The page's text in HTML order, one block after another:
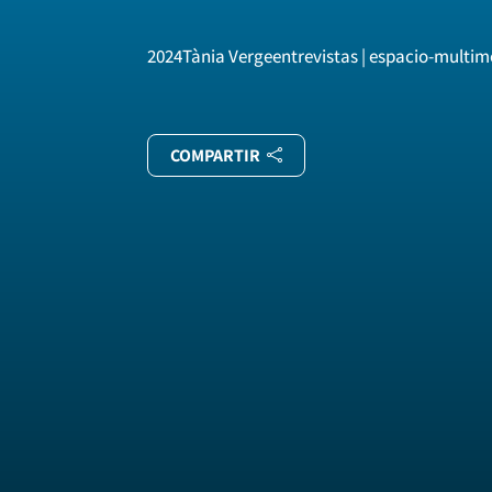
2024Tània Vergeentrevistas | espacio-
COMPARTIR